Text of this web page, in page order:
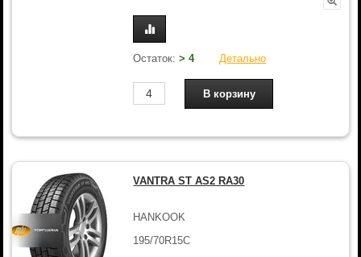
Остаток:> 4 Детально
VANTRA ST AS2 RA30
HANKOOK
195/70R15C